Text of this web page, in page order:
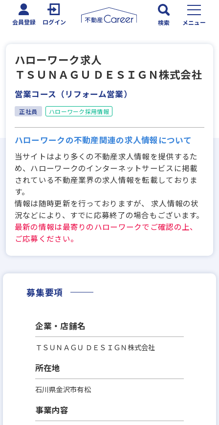
会員登録 ログイン 検索 メニュー
ハローワーク求人
ＴＳＵＮＡＧＵ ＤＥＳＩＧＮ株式会社
営業コース（リフォーム営業）
正社員 ハローワーク採用情報
ハローワークの不動産関連の求人情報について
当サイトはより多くの不動産求人情報を提供するた
め、ハローワークのインターネットサービスに掲載
されている不動産業界の求人情報を転載しておりま
す。
情報は随時更新を行っておりますが、 求人情報の状
況などにより、すでに応募終了の場合もございます。
最新の情報は最寄りのハローワークでご確認の上、
ご応募ください。
募集要項
企業・店舗名
ＴＳＵＮＡＧＵ ＤＥＳＩＧＮ株式会社
所在地
石川県金沢市有松
事業内容